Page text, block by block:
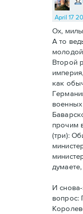
April 17
Ох,
А то
Второй
как
прочим
(три):
И
вопрос: